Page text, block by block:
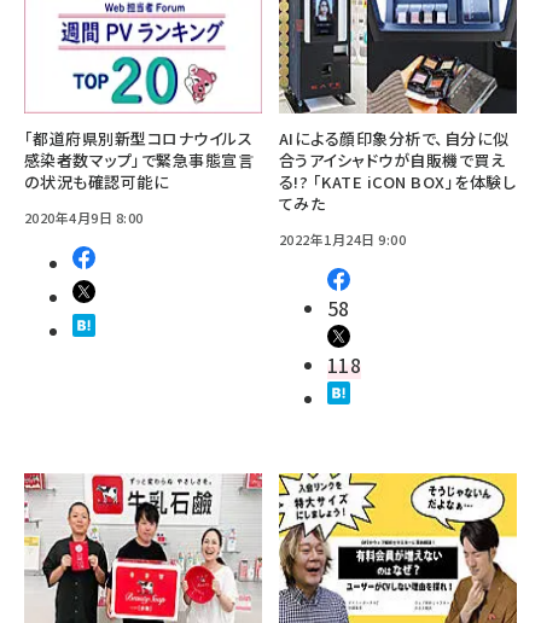
「都道府県別新型コロナウイルス
感染者数マップ」で緊急事態宣言
の状況も確認可能に
2020年4月9日 8:00
AIによる顔印象分析で、自分に似
合うアイシャドウが自販機で買え
る!? 「KATE iCON BOX」を体験し
てみた
2022年1月24日 9:00
58
118